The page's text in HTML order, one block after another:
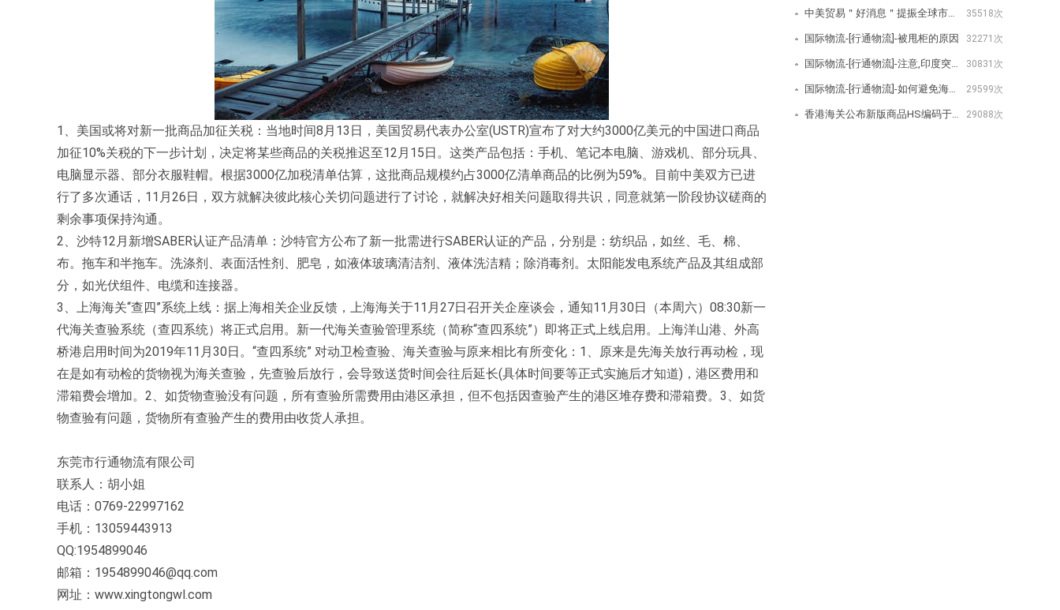
1、美国或将对新一批商品加征关税：当地时间8月13日，美国贸易代表办公室(USTR)宣布了对大约3000亿美元的中国进口商品
加征10%关税的下一步计划，决定将某些商品的关税推迟至12月15日。这类产品包括：手机、笔记本电脑、游戏机、部分玩具、
电脑显示器、部分衣服鞋帽。根据3000亿加税清单估算，这批商品规模约占3000亿清单商品的比例为59%。目前中美双方已进
行了多次通话，11月26日，双方就解决彼此核心关切问题进行了讨论，就解决好相关问题取得共识，同意就第一阶段协议磋商的
剩余事项保持沟通。
2、沙特12月新增SABER认证产品清单：沙特官方公布了新一批需进行SABER认证的产品，分别是：纺织品，如丝、毛、棉、
布。拖车和半拖车。洗涤剂、表面活性剂、肥皂，如液体玻璃清洁剂、液体洗洁精；除消毒剂。太阳能发电系统产品及其组成部
分，如光伏组件、电缆和连接器。
3、上海海关“查四”系统上线：据上海相关企业反馈，上海海关于11月27日召开关企座谈会，通知11月30日（本周六）08:30新一
代海关查验系统（查四系统）将正式启用。新一代海关查验管理系统（简称“查四系统”）即将正式上线启用。上海洋山港、外高
桥港启用时间为2019年11月30日。“查四系统” 对动卫检查验、海关查验与原来相比有所变化：1、原来是先海关放行再动检，现
在是如有动检的货物视为海关查验，先查验后放行，会导致送货时间会往后延长(具体时间要等正式实施后才知道)，港区费用和
滞箱费会增加。2、如货物查验没有问题，所有查验所需费用由港区承担，但不包括因查验产生的港区堆存费和滞箱费。3、如货
物查验有问题，货物所有查验产生的费用由收货人承担。
东莞市行通物流有限公司
联系人：胡小姐
电话：0769-22997162
手机：13059443913
QQ:1954899046
邮箱：1954899046@qq.com
网址：www.xingtongwl.com
中美贸易＂好消息＂提振全球市场美取消/降低关税公告-[行通物流] 35518次
国际物流-[行通物流]-被甩柜的原因 32271次
国际物流-[行通物流]-注意,印度突然宣布对350种商品增加进口费用 30831次
国际物流-[行通物流]-如何避免海关查验？ 29599次
香港海关公布新版商品HS编码于2020年1月1日生效-[行通物流] 29088次